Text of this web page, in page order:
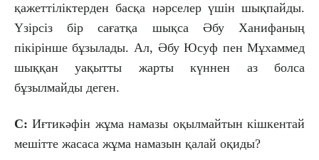
қажеттіліктерден басқа нәрселер үшін шықпайды.
Үзірсіз бір сағатқа шықса Әбу Ханифаның
пікірінше бұзылады. Ал, Әбу Юсуф пен Мұхаммед
шыққан уақытты жарты күннен аз болса
бұзылмайды деген.
С:Иғтикәфін жұма намазы оқылмайтын кішкентай
мешітте жасаса жұма намазын қалай оқиды?